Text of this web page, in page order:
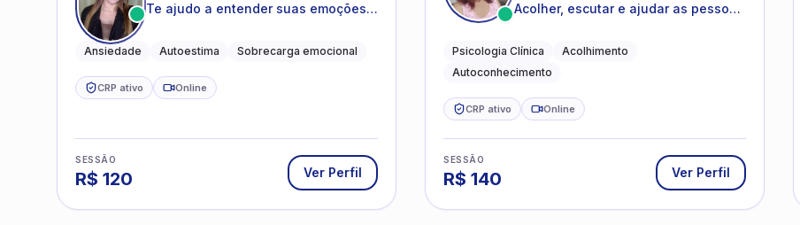
Te ajudo a entender suas emoções e
lidar com o que você está vivendo
Ansiedade Autoestima Sobrecarga emocional
CRP ativo Online
SESSÃO
R$ 120 Ver Perfil
Acolher, escutar e ajudar as pessoas
Psicologia Clínica
Acolhimento
Autoconhecimento
CRP ativo Online
SESSÃO
R$ 140 Ver Perfil